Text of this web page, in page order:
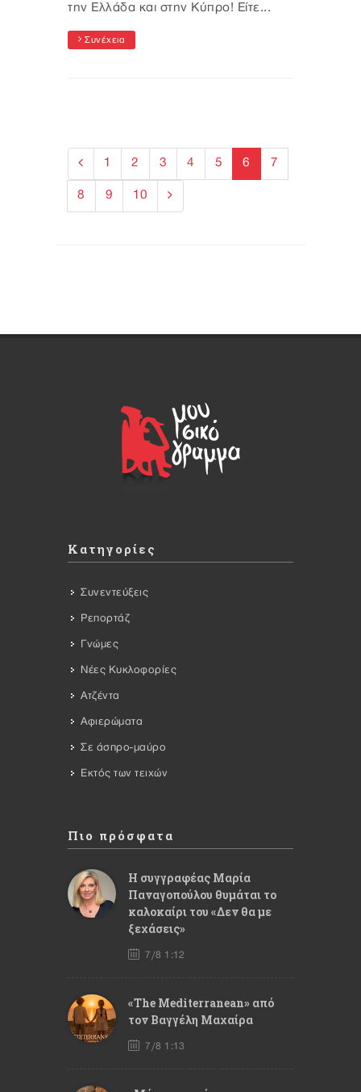
την Ελλάδα και στην Κύπρο! Είτε...
Συνέχεια
1 2 3 4 5 6 7
8 9 10
Κατηγορίες
Συνεντεύξεις
Ρεπορτάζ
Γνώμες
Νέες Κυκλοφορίες
Ατζέντα
Αφιερώματα
Σε άσπρο-μαύρο
Εκτός των τειχών
Πιο πρόσφατα
Η συγγραφέας Μαρία
Παναγοπούλου θυμάται το
καλοκαίρι του «Δεν θα με
ξεχάσεις»
7/8 1:12
«The Mediterranean» από
τον Βαγγέλη Μαχαίρα
7/8 1:13